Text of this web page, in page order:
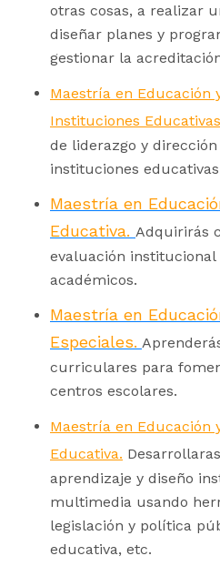
otras cosas, a realizar
diseñar planes y
gestionar la
Maestría en Educación
Instituciones Educativas
de liderazgo y
instituciones
Maestría en
Educativa. Adquirirás
evaluación institucional
académicos.
Maestría en
Especiales.
curriculares para
centros escolares.
Maestría en Educación
Educativa.
aprendizaje y diseño
multimedia usando
legislación y política
educativa, etc.